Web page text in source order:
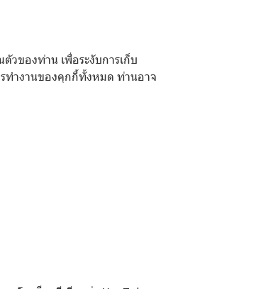
วของท่าน เพื่อระงับการเก็บ
ทำงานของคุกกี้ทั้งหมด ท่านอาจ